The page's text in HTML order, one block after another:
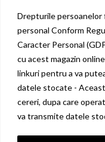
Drepturile persoanelor
personal Conform
Caracter Personal
cu acest magazin
linkuri pentru a va
datele stocate -
cereri, dupa care
va transmite datele
(C) Copyright